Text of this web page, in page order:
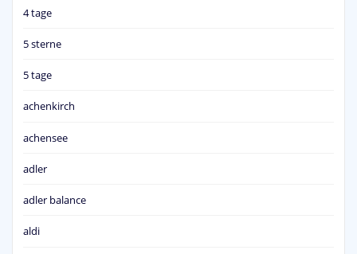
4 tage
5 sterne
5 tage
achenkirch
achensee
adler
adler balance
aldi